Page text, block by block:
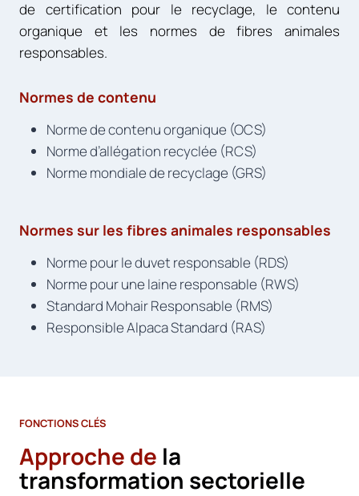
de certification pour le recyclage, le contenu
organique et les normes de fibres animales
responsables.
Normes de contenu
Norme de contenu organique (OCS)
Norme d’allégation recyclée (RCS)
Norme mondiale de recyclage (GRS)
Normes sur les fibres animales responsables
Norme pour le duvet responsable (RDS)
Norme pour une laine responsable (RWS)
Standard Mohair Responsable (RMS)
Responsible Alpaca Standard (RAS)
FONCTIONS CLÉS
Approche de la
transformation sectorielle